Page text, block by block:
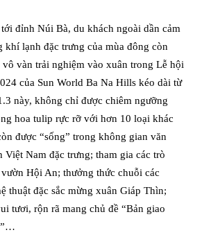
đỉnh Núi Bà, du khách ngoài dần cảm
khí lạnh đặc trưng của mùa đông còn
vô vàn trải nghiệm vào xuân trong Lễ hội
của Sun World Ba Na Hills kéo dài từ
này, không chỉ được chiêm ngưỡng
hoa tulip rực rỡ với hơn 10 loại khác
được “sống” trong không gian văn
Việt Nam đặc trưng; tham gia các trò
Hội An; thưởng thức chuỗi các
thuật đặc sắc mừng xuân Giáp Thìn;
tươi, rộn rã mang chủ đề “Bản giao